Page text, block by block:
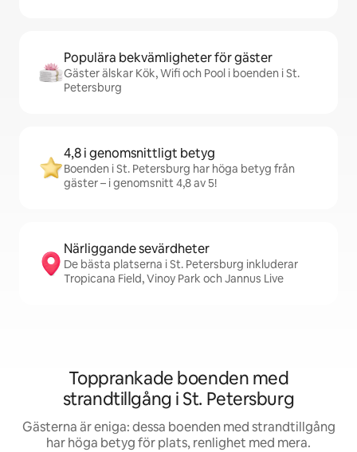
Populära bekvämligheter för gäster
Gäster älskar Kök, Wifi och Pool i boenden i St.
Petersburg
4,8 i genomsnittligt betyg
Boenden i St. Petersburg har höga betyg från
gäster – i genomsnitt 4,8 av 5!
Närliggande sevärdheter
De bästa platserna i St. Petersburg inkluderar
Tropicana Field, Vinoy Park och Jannus Live
Topprankade boenden med
strandtillgång i St. Petersburg
Gästerna är eniga: dessa boenden med strandtillgång
har höga betyg för plats, renlighet med mera.